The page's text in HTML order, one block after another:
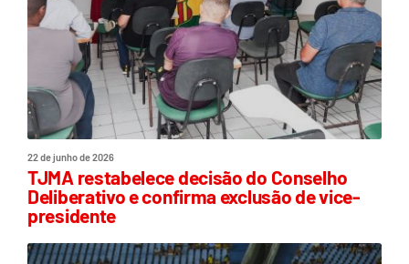
22 de junho de 2026
TJMA restabelece decisão do Conselho
Deliberativo e confirma exclusão de vice-
presidente